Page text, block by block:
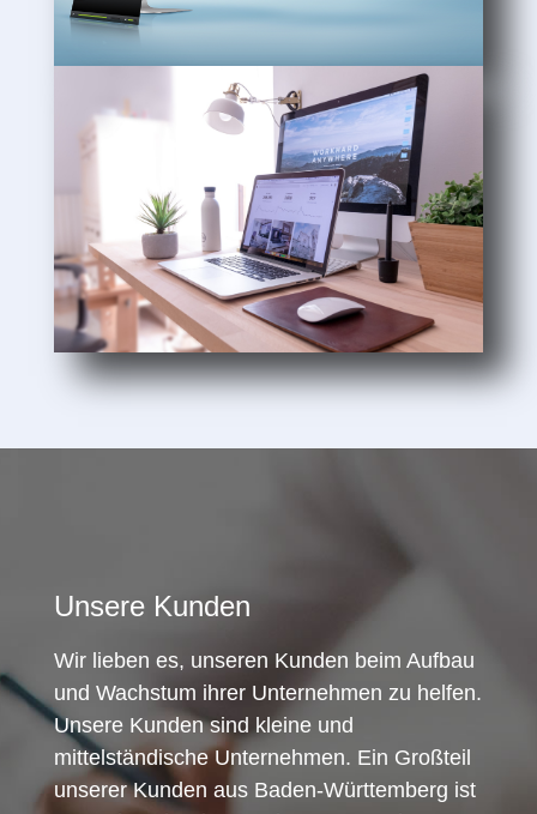
Unsere Kunden
Wir lieben es, unseren Kunden beim Aufbau
und Wachstum ihrer Unternehmen zu helfen.
Unsere Kunden sind kleine und
mittelständische Unternehmen. Ein Großteil
unserer Kunden aus Baden-Württemberg ist